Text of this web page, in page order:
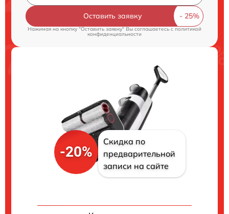
Оставить заявку
Нажимая на кнопку "Оставить заявку" Вы соглашаетесь cполитикой
конфиденциальности
-20%
Скидка по
предварительной
записи на сайте